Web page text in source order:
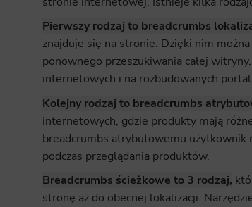
Pierwszy rodzaj to breadcrumbs
znajduje się na stronie. Dzięki nim
ponownego przeszukiwania całej
internetowych i na rozbudowanych
Kolejny rodzaj to breadcrumbs
internetowych, gdzie produkty mają
breadcrumbs atrybutowemu użytkownik
podczas przeglądania produktów.
Breadcrumbs ścieżkowe to 3 rodzaj,
stronę aż do obecnej lokalizacji.